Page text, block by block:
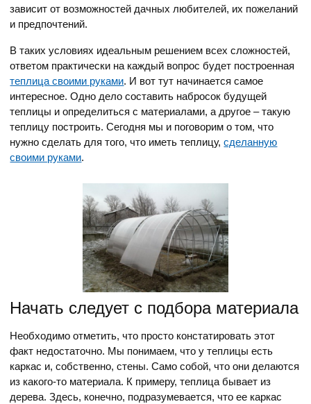
зависит от возможностей дачных любителей, их пожеланий
и предпочтений.
В таких условиях идеальным решением всех сложностей,
ответом практически на каждый вопрос будет построенная
теплица своими руками. И вот тут начинается самое
интересное. Одно дело составить набросок будущей
теплицы и определиться с материалами, а другое – такую
теплицу построить. Сегодня мы и поговорим о том, что
нужно сделать для того, что иметь теплицу,сделанную
своими руками.
Начать следует с подбора материала
Необходимо отметить, что просто констатировать этот
факт недостаточно. Мы понимаем, что у теплицы есть
каркас и, собственно, стены. Само собой, что они делаются
из какого-то материала. К примеру, теплица бывает из
дерева. Здесь, конечно, подразумевается, что ее каркас